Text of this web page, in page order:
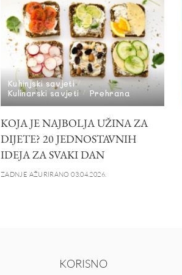
Kuhinjski savjeti
Kulinarski savjeti
Prehrana
KOJA JE NAJBOLJA UŽINA ZA
DIJETE? 20 JEDNOSTAVNIH
IDEJA ZA SVAKI DAN
ZADNJE AŽURIRANO 03.04.2026.
KORISNO